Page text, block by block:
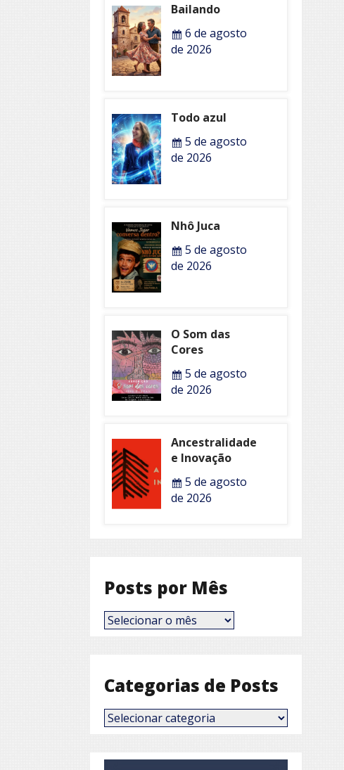
Bailando
6 de agosto
de 2026
Todo azul
5 de agosto
de 2026
Nhô Juca
5 de agosto
de 2026
O Som das
Cores
5 de agosto
de 2026
Ancestralidade
e Inovação
5 de agosto
de 2026
Posts por Mês
Posts
por
Categorias de Posts
Categorias
de